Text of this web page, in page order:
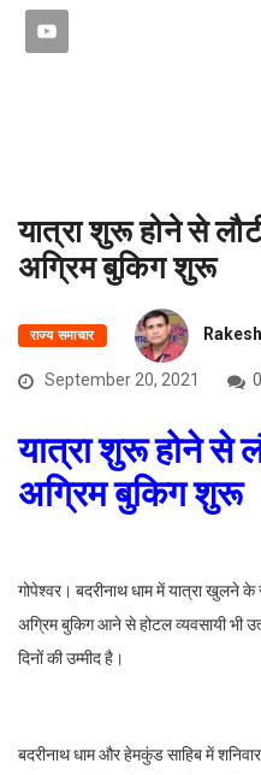
यात्रा शुरू होने से
अग्रिम बुकिग शुरू
राज्य समाचार
September 20, 2021 0
यात्रा शुरू होने से
अग्रिम बुकिग शुरू
गोपेश्वर। बदरीनाथ धाम में यात्रा खुलने
अग्रिम बुकिग आने से होटल व्यवसायी भी
दिनों की उम्मीद है।
बदरीनाथ धाम और हेमकुंड साहिब में